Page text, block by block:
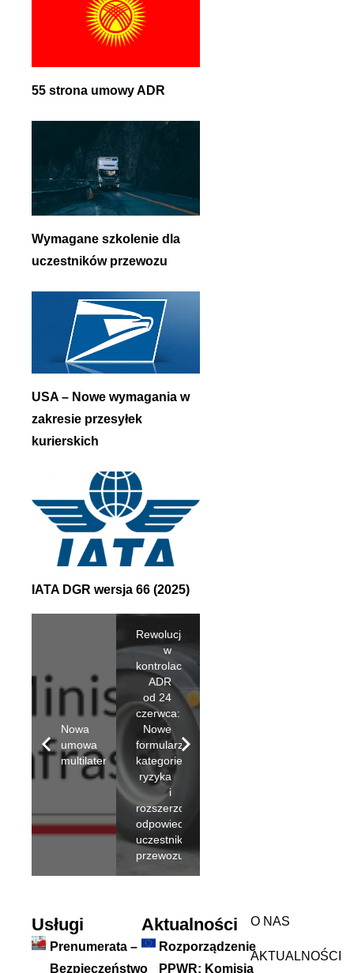
55 strona umowy ADR
Wymagane szkolenie dla
uczestników przewozu
USA – Nowe wymagania w
zakresie przesyłek
kurierskich
IATA DGR wersja 66 (2025)
Nowa
umowa
multilateralną
Rewolucja
w
kontrolach
ADR
od 24
czerwca:
Nowe
formularze,
kategorie
ryzyka
i
rozszerzona
odpowiedzialność
uczestników
przewozu
Usługi
Prenumerata –
Bezpieczeństwo
Aktualności
Rozporządzenie
PPWR: Komisja
O NAS
AKTUALNOŚCI